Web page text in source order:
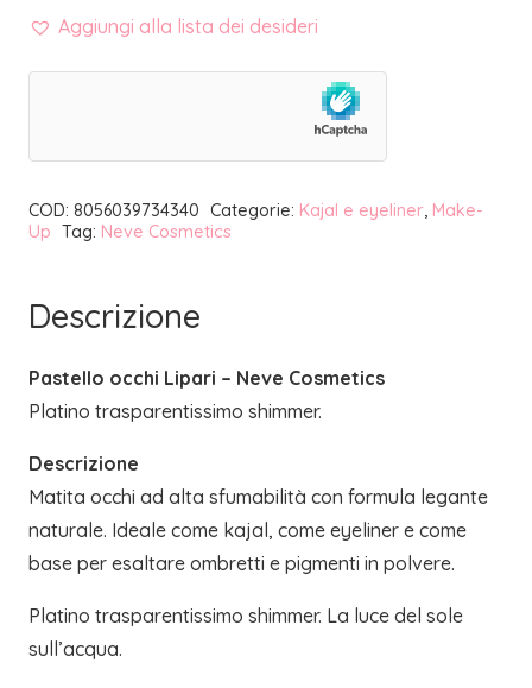
OCCHI
|
Aggiungi alla lista dei desideri
COD: 8056039734340 Categorie: Kajal e eyeliner, Make-
Up Tag: Neve Cosmetics
Descrizione
Pastello occhi Lipari – Neve Cosmetics
Platino trasparentissimo shimmer.
Descrizione
Matita occhi ad alta sfumabilità con formula legante
naturale. Ideale come kajal, come eyeliner e come
base per esaltare ombretti e pigmenti in polvere.
Platino trasparentissimo shimmer. La luce del sole
sull’acqua.